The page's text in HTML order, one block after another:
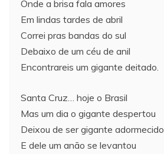
Onde a brisa fala amores
Em lindas tardes de abril
Correi pras bandas do sul
Debaixo de um céu de anil
Encontrareis um gigante deitado.
Santa Cruz… hoje o Brasil
Mas um dia o gigante despertou
Deixou de ser gigante adormecido
E dele um anão se levantou